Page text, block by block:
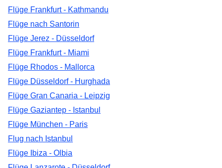
Flüge Frankfurt - Kathmandu
Flüge nach Santorin
Flüge Jerez - Düsseldorf
Flüge Frankfurt - Miami
Flüge Rhodos - Mallorca
Flüge Düsseldorf - Hurghada
Flüge Gran Canaria - Leipzig
Flüge Gaziantep - Istanbul
Flüge München - Paris
Flug nach Istanbul
Flüge Ibiza - Olbia